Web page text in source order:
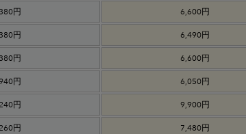
円 6,600円
円 6,490円
円 6,600円
円 6,050円
円 9,900円
円
7,480円